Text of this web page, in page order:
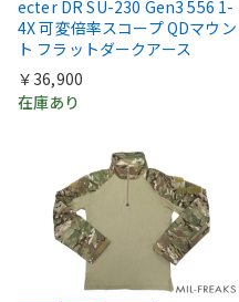
ecter DR SU-230 Gen3 556 1-
4X 可変倍率スコープ QDマウン
ト フラットダークアース
￥36,900
在庫あり